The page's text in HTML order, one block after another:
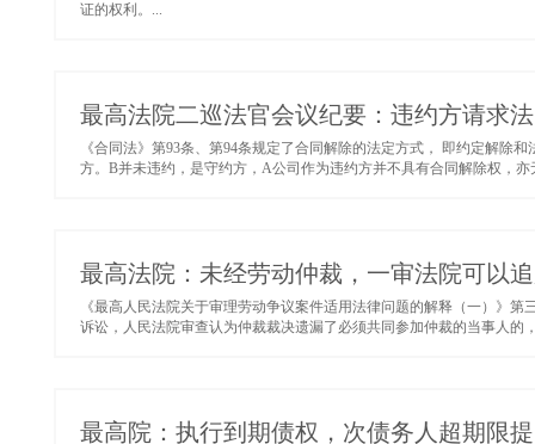
证的权利。...
最高法院二巡法官会议纪要：违约方请求
《合同法》第93条、第94条规定了合同解除的法定方式， 即约定解除
方。B并未违约，是守约方，A公司作为违约方并不具有合同解除权，
最高法院：未经劳动仲裁，一审法院可以
《最高人民法院关于审理劳动争议案件适用法律问题的解释（一）》
诉讼，人民法院审查认为仲裁裁决遗漏了必须共同参加仲裁的当事人的
最高院：执行到期债权，次债务人超期限